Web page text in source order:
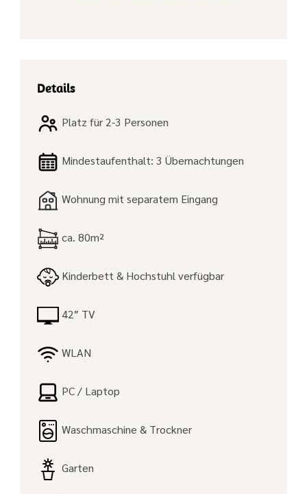
Details
Platz für 2-3 Personen
Mindestaufenthalt: 3 Übernachtungen
Wohnung mit separatem Eingang
ca. 80m²
Kinderbett & Hochstuhl verfügbar
42″ TV
WLAN
PC / Laptop
Waschmaschine & Trockner
Garten